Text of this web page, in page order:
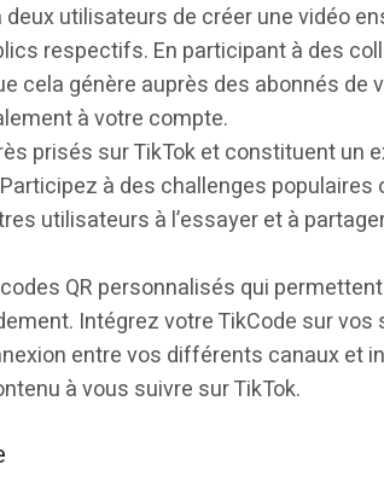
utilisateurs de créer une vidéo
respectifs. En participant à des
cela génère auprès des abonnés de
à votre compte.
prisés sur TikTok et constituent un
à des challenges populaires
utilisateurs à l’essayer et à
QR personnalisés qui
Intégrez votre TikCode sur vos
entre vos différents canaux et
à vous suivre sur TikTok.